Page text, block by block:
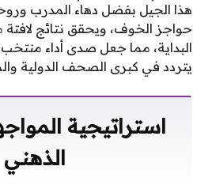
هذا الجيل بفضل دهاء المدرب
حواجز الخوف، ويحقق نتائج لافتة
البداية، مما جعل صدى أداء
يتردد في كبرى الصحف الدولية
استراتيجية
الذهني